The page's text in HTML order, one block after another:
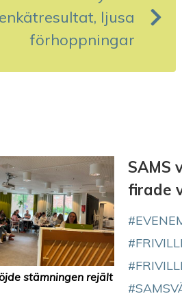
enkätresultat, ljusa
förhoppningar
stämningen rejält
SAMS
firade